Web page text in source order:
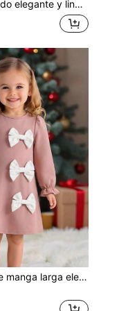
con bloques de color y lazo para niña
SHEIN Vestido de manga larga elegante y lindo con lazo tejido para niña